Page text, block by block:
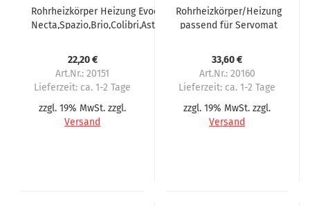
Rohrheizkörper Heizung Evoca
Necta,Spazio,Brio,Colibri,Astro
22,20 €
Art.Nr.: 20151
Lieferzeit: ca. 1-2 Tage
zzgl. 19% MwSt. zzgl.
Versand
Rohrheizkörper/Heizung
passend für Servomat
33,60 €
Art.Nr.: 20160
Lieferzeit: ca. 1-2 Tage
zzgl. 19% MwSt. zzgl.
Versand